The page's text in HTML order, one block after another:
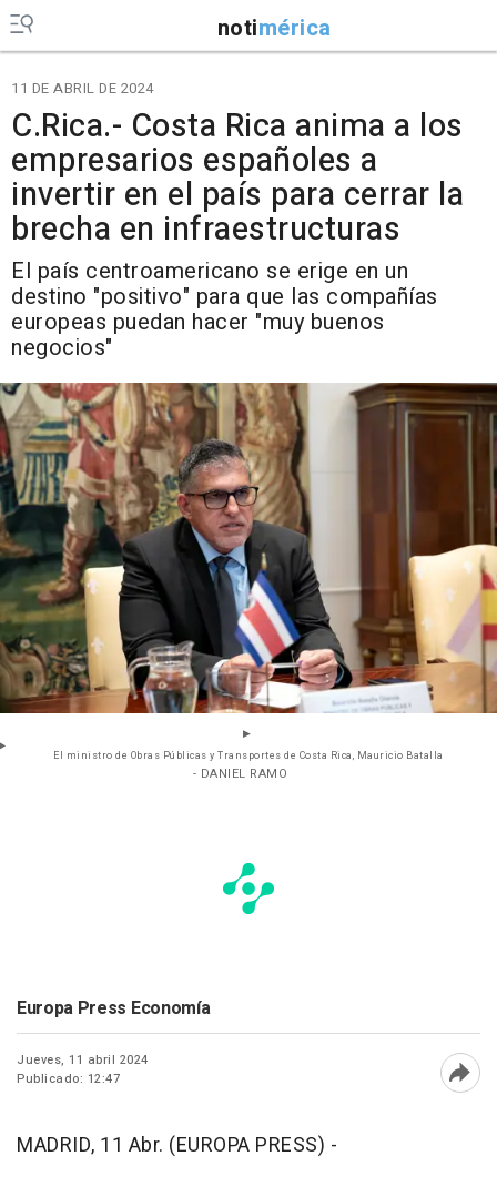
notimérica
11 DE ABRIL DE 2024
C.Rica.- Costa Rica anima a los
empresarios españoles a
invertir en el país para cerrar la
brecha en infraestructuras
El país centroamericano se erige en un
destino "positivo" para que las compañías
europeas puedan hacer "muy buenos
negocios"
El ministro de Obras Públicas y Transportes de Costa Rica, Mauricio Batalla
- DANIEL RAMO
Europa Press Economía
Jueves, 11 abril 2024
Publicado: 12:47
MADRID, 11 Abr. (EUROPA PRESS) -